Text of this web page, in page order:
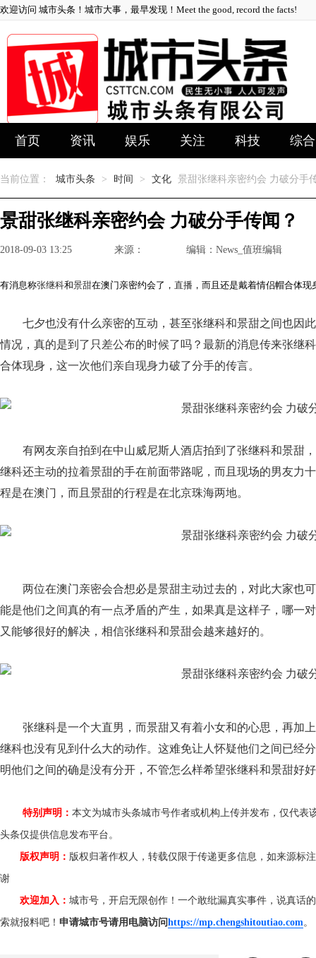
欢迎访问 城市头条！城市大事，最早发现！Meet the good, record the facts!
首页 资讯 娱乐 关注 科技 综合
当前位置： 城市头条 > 时间 > 文化 景甜张继科亲密约会 力破分手
景甜张继科亲密约会 力破分手传闻？
2018-09-03 13:25 来源： 编辑：News_值班编辑
有消息称张继科和景甜在澳门亲密约会了， 直播 ，而且还是戴着情侣帽合体
七夕也没有什么亲密的互动，甚至张继科和景甜之间也因
情况，真的是到了只差公布的时候了吗？最新的消息传来张继
合体现身，这一次他们亲自现身力破了分手的传言。
有网友亲自拍到在中山威尼斯人酒店拍到了张继科和景甜
继科还主动的拉着景甜的手在前面带路呢，而且现场的男友力
程是在澳门，而且景甜的行程是在北京珠海两地。
两位在澳门亲密会合想必是景甜主动过去的，对此大家也
能是他们之间真的有一点矛盾的产生，如果真是这样子，哪一
又能够很好的解决，相信张继科和景甜会越来越好的。
张继科是一个大直男，而景甜又有着小女和的心思，再加
继科也没有见到什么大的动作。这难免让人怀疑他们之间已经
明他们之间的确是没有分开，不管怎么样希望张继科和景甜好
特别声明： 本文为城市头条城市号作者或机构上传并发布，仅代
头条仅提供信息发布平台。
版权声明： 版权归著作权人，转载仅限于传递更多信息，如来源标
谢
欢迎加入： 城市号，开启无限创作！一个敢纰漏真实事件，说真话
索就报料吧！ 申请城市号请用电脑访问https://mp.chengshitoutiao.com